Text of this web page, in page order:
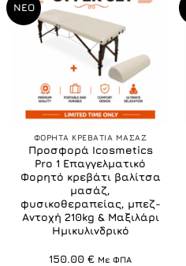
ΝΕΟ
ΦΟΡΗΤΑ ΚΡΕΒΑΤΙΑ ΜΑΣΑΖ
Προσφορά Icosmetics
Pro 1 Επαγγελματικό
Φορητό κρεβάτι βαλίτσα
μασάζ,
φυσικοθεραπείας, μπεζ-
Αντοχή 210kg & Μαξιλάρι
Ημικυλινδρικό
150.00 € Με ΦΠΑ